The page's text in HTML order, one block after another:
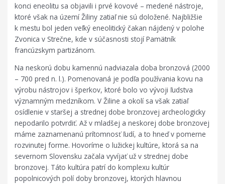
konci eneolitu sa objavili i prvé kovové – medené nástroje,
ktoré však na území Žiliny zatiaľ nie sú doložené. Najbližšie
k mestu bol jeden veľký eneolitický čakan nájdený v polohe
Zvonica v Strečne, kde v súčasnosti stojí Pamätník
francúzskym partizánom.
Na neskorú dobu kamennú nadviazala doba bronzová (2000
– 700 pred n. l.). Pomenovaná je podľa používania kovu na
výrobu nástrojov i šperkov, ktoré bolo vo vývoji ľudstva
významným medzníkom. V Žiline a okolí sa však zatiaľ
osídlenie v staršej a strednej dobe bronzovej archeologicky
nepodarilo potvrdiť. Až v mladšej a neskorej dobe bronzovej
máme zaznamenanú prítomnosť ľudí, a to hneď v pomerne
rozvinutej forme. Hovoríme o lužickej kultúre, ktorá sa na
severnom Slovensku začala vyvíjať už v strednej dobe
bronzovej. Táto kultúra patrí do komplexu kultúr
popolnicových polí doby bronzovej, ktorých hlavnou